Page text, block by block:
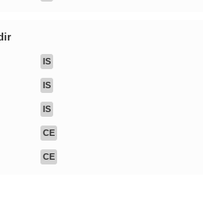
IS
IS
IS
CE
CE